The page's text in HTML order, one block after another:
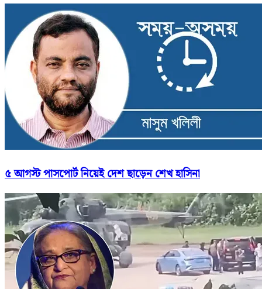
৫ আগস্ট পাসপোর্ট নিয়েই দেশ ছাড়েন শেখ হাসিনা